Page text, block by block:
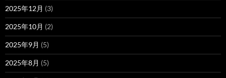
2025年12月 (3)
2025年10月 (2)
2025年9月 (5)
2025年8月 (5)